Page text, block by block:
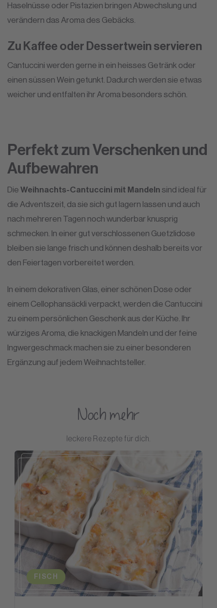
Haselnüsse oder Pistazien bringen Abwechslung und
verändern das Aroma des Gebäcks.
Zu Kaffee oder Dessertwein servieren
Cantuccini werden gerne in ein heisses Getränk oder
einen süssen Wein getunkt. Dadurch werden sie etwas
weicher und entfalten ihr Aroma besonders schön.
Perfekt zum Verschenken und
Aufbewahren
Die Weihnachts-Cantuccini mit Mandeln sind ideal für
die Adventszeit, da sie sich gut lagern lassen und auch
nach mehreren Tagen noch wunderbar knusprig
schmecken. In einer gut verschlossenen Guetzlidose
bleiben sie lange frisch und können deshalb bereits vor
den Feiertagen vorbereitet werden.
In einem dekorativen Glas, einer schönen Dose oder
einem Cellophansäckli verpackt, werden die Cantuccini
zu einem persönlichen Geschenk aus der Küche. Ihr
würziges Aroma, die knackigen Mandeln und der feine
Ingwergeschmack machen sie zu einer besonderen
Ergänzung auf jedem Weihnachtsteller.
Noch mehr
leckere Rezepte für dich.
FISCH